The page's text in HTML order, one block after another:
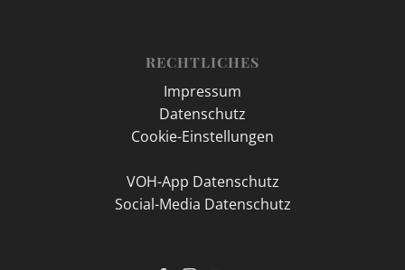
RECHTLICHES
Impressum
Datenschutz
Cookie-Einstellungen
VOH-App Datenschutz
Social-Media Datenschutz